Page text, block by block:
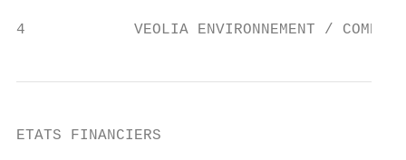
4            VEOLIA ENVIRONNEMENT /
ETATS FINANCIERS